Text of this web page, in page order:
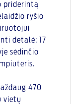
priderintą
ryšio
detalė: 17
sėdinčio
470
vietų